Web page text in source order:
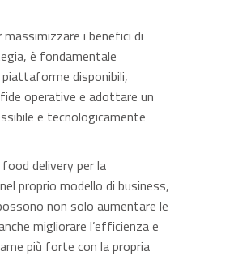
i benefici di
è fondamentale
disponibili,
operative e adottare un
e tecnologicamente
delivery per la
proprio modello di business,
non solo aumentare le
migliorare l’efficienza e
più forte con la propria